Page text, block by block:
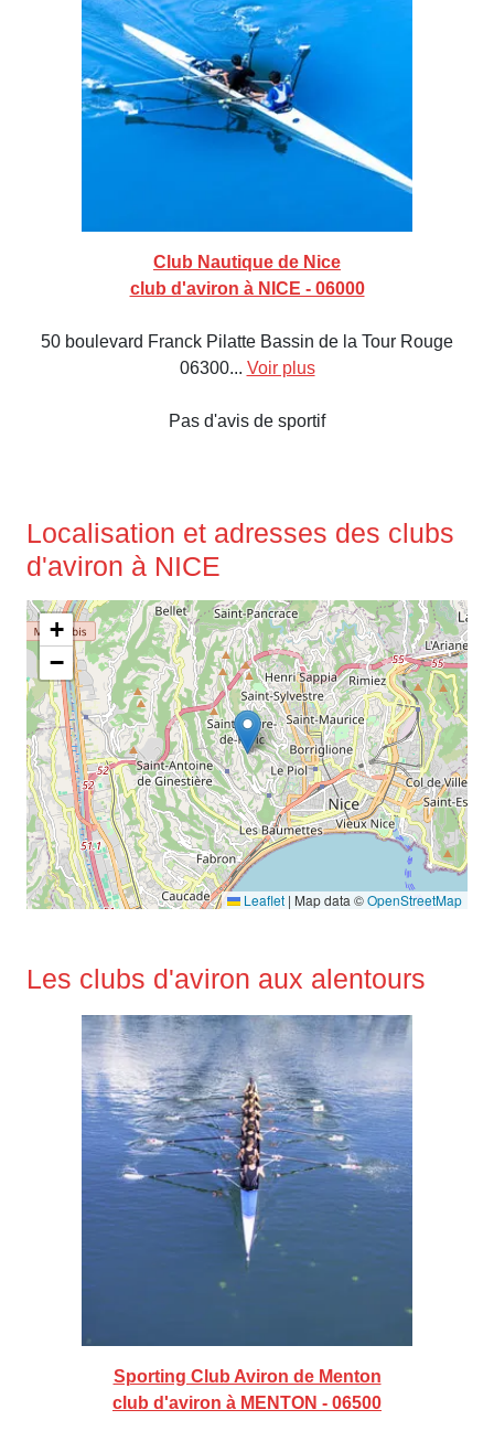
Club Nautique de Nice
club d'aviron à NICE - 06000
50 boulevard Franck Pilatte Bassin de la Tour Rouge
06300... Voir plus
Pas d'avis de sportif
Localisation et adresses des clubs
d'aviron à NICE
+
−
Leaflet | Map data ©OpenStreetMap
Les clubs d'aviron aux alentours
Sporting Club Aviron de Menton
club d'aviron à MENTON - 06500